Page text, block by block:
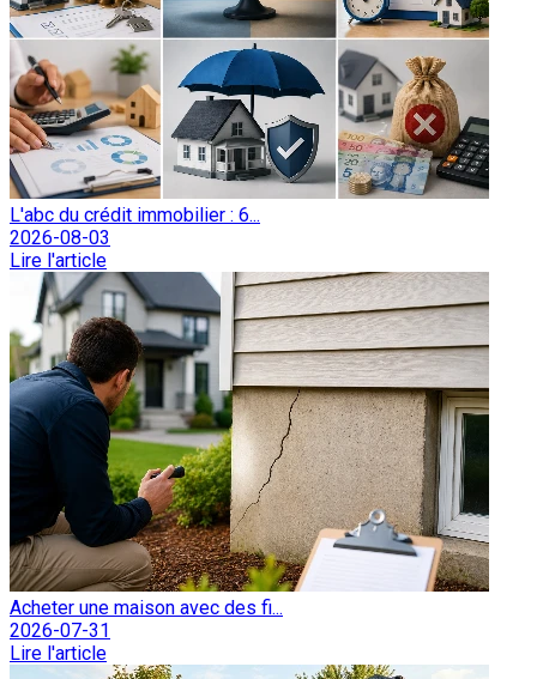
L'abc du crédit immobilier : 6...
2026-08-03
Lire l'article
Acheter une maison avec des fi...
2026-07-31
Lire l'article